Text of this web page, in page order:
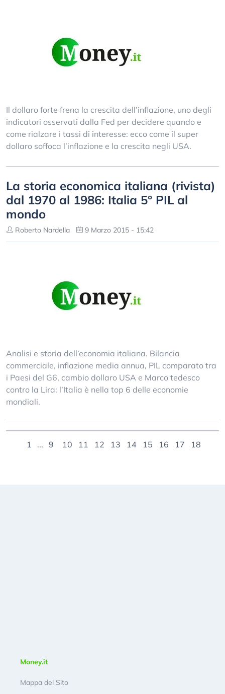
Il dollaro forte frena la crescita dell’inflazione, uno degli
indicatori osservati dalla Fed per decidere quando e
come rialzare i tassi di interesse: ecco come il super
dollaro soffoca l’inflazione e la crescita negli USA.
La storia economica italiana (rivista)
dal 1970 al 1986: Italia 5° PIL al
mondo
Roberto Nardella 9 Marzo 2015 - 15:42
Analisi e storia dell’economia italiana. Bilancia
commerciale, inflazione media annua, PIL comparato tra
i Paesi del G6, cambio dollaro USA e Marco tedesco
contro la Lira: l’Italia è nella top 6 delle economie
mondiali.
1 ... 9 10 11 12 13 14 15 16 17 18
Money.it
Mappa del Sito